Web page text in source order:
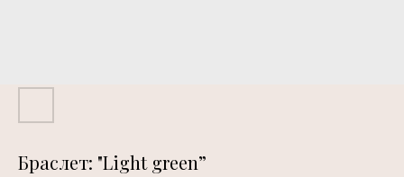
Браслет: "Light green”